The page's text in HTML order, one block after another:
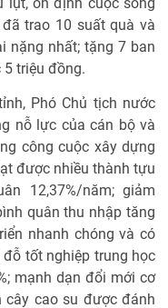
trao 10 suất quà và
nặng nhất; tặng 7 ban
triệu đồng.
Phó Chủ tịch nước
nỗ lực của cán bộ và
công cuộc xây dựng
được nhiều thành tựu
12,37%/năm; giảm
quân thu nhập tăng
nhanh chóng và có
tốt nghiệp trung học
mạnh dạn đổi mới cơ
cao su được đánh